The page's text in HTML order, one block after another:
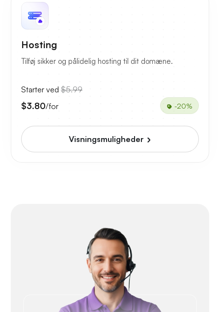
Hosting
Tilføj sikker og pålidelig hosting til dit domæne.
Starter ved $5.99
$3.80/for -20%
Visningsmuligheder